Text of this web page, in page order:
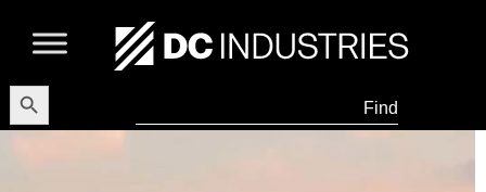
Search
for:
Search Button